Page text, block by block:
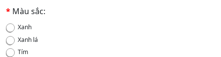
Màu sắc:
Xanh
Xanh lá
Tím